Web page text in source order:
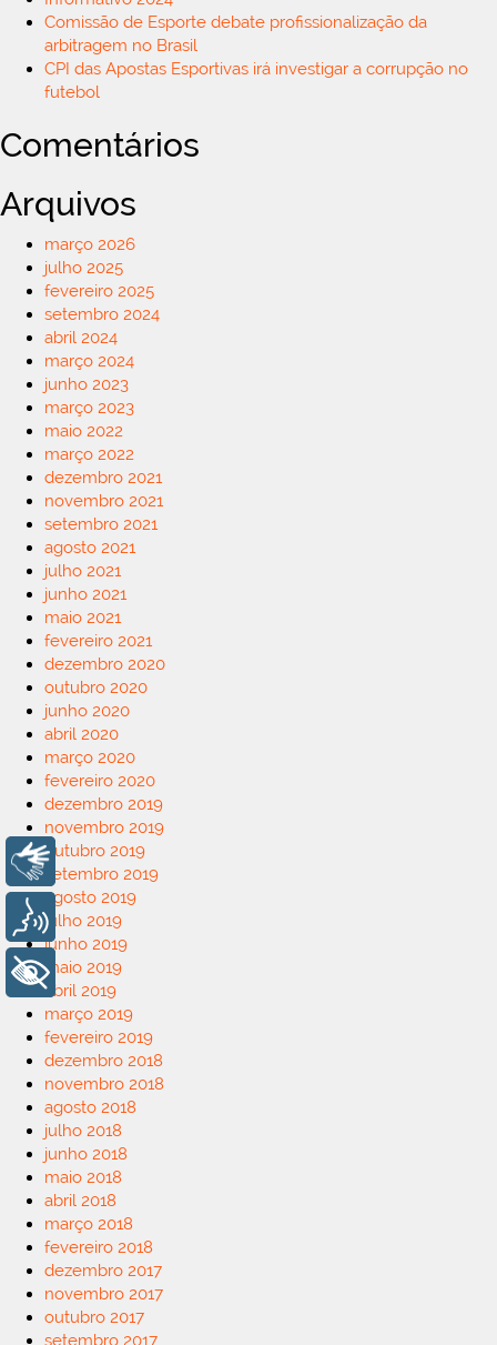
Comissão de Esporte debate profissionalização da
arbitragem no Brasil
CPI das Apostas Esportivas irá investigar a corrupção no
futebol
Comentários
Arquivos
março 2026
julho 2025
fevereiro 2025
setembro 2024
abril 2024
março 2024
junho 2023
março 2023
maio 2022
março 2022
dezembro 2021
novembro 2021
setembro 2021
agosto 2021
julho 2021
junho 2021
maio 2021
fevereiro 2021
dezembro 2020
outubro 2020
junho 2020
abril 2020
março 2020
fevereiro 2020
dezembro 2019
novembro 2019
outubro 2019
setembro 2019
agosto 2019
julho 2019
junho 2019
maio 2019
abril 2019
março 2019
fevereiro 2019
dezembro 2018
novembro 2018
agosto 2018
julho 2018
junho 2018
maio 2018
abril 2018
março 2018
fevereiro 2018
dezembro 2017
novembro 2017
outubro 2017
setembro 2017
Libras
Voz
+ Acessibilidade